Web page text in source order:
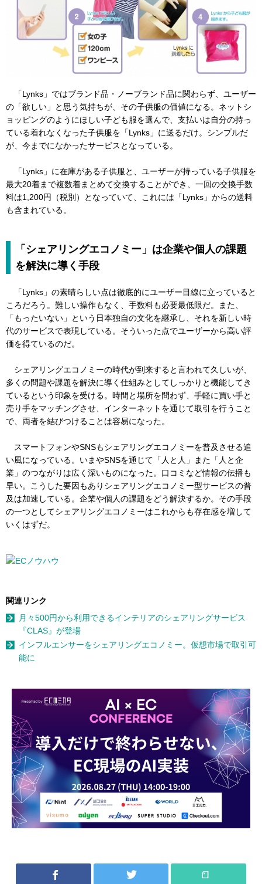
「Lynks」ではブランド品・ノーブランド品に関わらず、ユーザー
の「欲しい」と思う気持ちが、その子供服の価値になる。ネットシ
ョッピングのようにほしい子ども服を選んで、支払いは自分の持っ
ている着れなくなった子供服を「Lynks」に送るだけ。シンプルだ
が、今までになかったサービスとなっている。
「Lynks」に在庫がある子供服と、ユーザーが持っている子供服を
最大20着まで複数着まとめて交換することができ、一回の交換手数
料は1,200円（税別）となっていて、これには「Lynks」からの送料
も含まれている。
「シェアリングエコノミー」は企業や個人の課題
を解決に導く手段
「Lynks」の素晴らしい点は徹底的にユーザー目線に立っていると
ころだろう。難しい操作もなく、手数料も必要最低限だ。また、
「もったいない」という日本独自の文化を継承し、それを新しい時
代のサービスで表現している。そういった点でユーザーから高い評
価を得ているのだ。
シェアリングエコノミーの時代が到来すると言われて久しいが、
多くの問題や課題を解決に導く仕組みとしてしっかりと機能してき
ているという印象を受ける。時間と場所を問わず、手軽に買い手と
売り手をマッチングさせ、インターネットを通じて取引を行うこと
で、両者を結びつけることは容易になった。
スマートフォンやSNSもシェアリングエコノミーを普及させる追
い風になっている。いまやSNSを通じて「人と人」また「人と企
業」のつながりは広く深いものになった。口コミなど情報の伝播も
早い。こうした要因もありシェアリングエコノミー型サービスの普
及は加速している。企業や個人の課題をどう解決するか。その手段
の一つとしてシェアリングエコノミーはこれからも存在感を増して
いくはずだ。
関連リンク
月々500円から利用できるインテリアのシェアリングサービス
『CLAS』が登場
インフルエンサーをシェアリングエコノミー。仮想市場で取引可
能に